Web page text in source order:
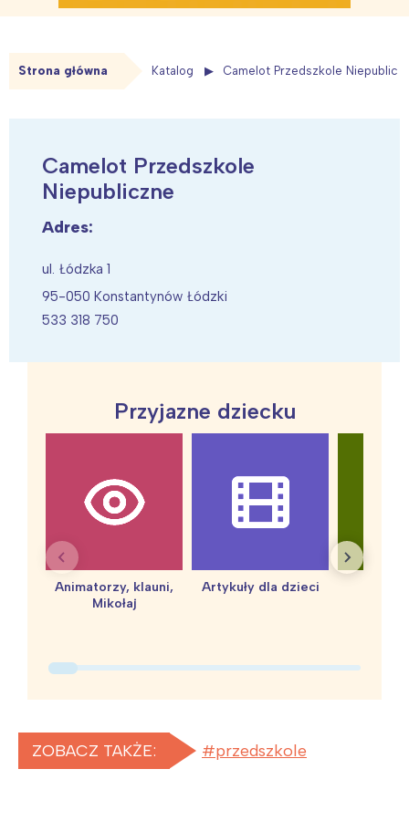
Strona główna Katalog Camelot Przedszkole
Camelot Przedszkole
Niepubliczne
Adres:
ul. Łódzka 1
95-050 Konstantynów Łódzki
533 318 750
Przyjazne dziecku
Animatorzy, klauni,
Mikołaj
Artykuły dla dzieci
ZOBACZ TAKŻE: przedszkole